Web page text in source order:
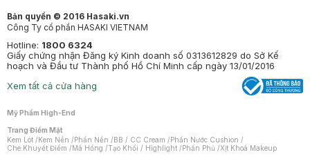
Bản quyền © 2016 Hasaki.vn
Công Ty cổ phần HASAKI VIETNAM
Hotline: 1800 6324
Giấy chứng nhận Đăng ký Kinh doanh số 0313612829 do Sở Kế
hoạch và Đầu tư Thành phố Hồ Chí Minh cấp ngày 13/01/2016
Xem tất cả cửa hàng
Mỹ Phẩm High-End
Trang Điểm Mặt
Kem Lót /Kem Nền /Phấn Nền /BB / CC Cream /Phấn Nước Cushion /
Che Khuyết Điểm /Má Hồng /Tạo Khối / Highlight /Phấn Phủ /Xịt Khoá Makeup